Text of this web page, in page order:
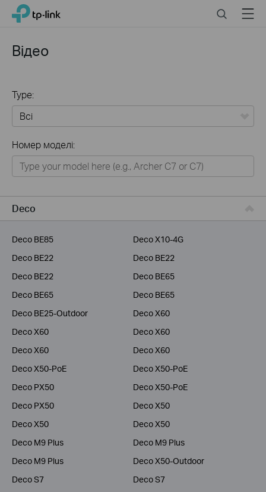
Click
navigation
TP-Link, Reliably Smart SearchMenu
Відео
Type:
Для дому
Розумний будинок
Для інтернет-провайдерів
Номер моделі:
Deco
Deco BE85
Deco X10-4G
Deco BE22
Deco BE22
Deco BE22
Deco BE65
Deco BE65
Deco BE65
Deco BE25-Outdoor
Deco X60
Deco X60
Deco X60
Deco X60
Deco X60
Deco X50-PoE
Deco X50-PoE
Deco PX50
Deco X50-PoE
Deco PX50
Deco X50
Deco X50
Deco X50
Deco M9 Plus
Deco M9 Plus
Deco M9 Plus
Deco X50-Outdoor
Deco S7
Deco S7